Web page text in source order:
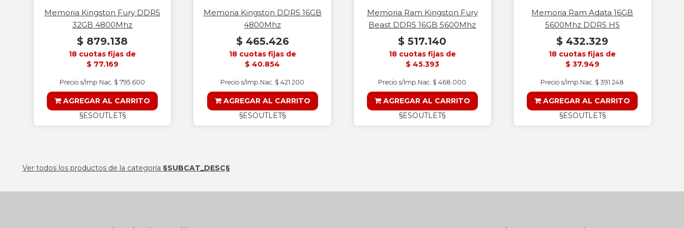
Memoria Kingston Fury DDR5
32GB 4800Mhz
$ 879.138
18 cuotas fijas de
$ 77.169
Precio s/Imp.Nac. $ 795.600
AGREGAR AL CARRITO
§ESOUTLET§
Memoria Kingston DDR5 16GB
4800Mhz
$ 465.426
18 cuotas fijas de
$ 40.854
Precio s/Imp.Nac. $ 421.200
AGREGAR AL CARRITO
§ESOUTLET§
Memoria Ram Kingston Fury
Beast DDR5 16GB 5600Mhz
$ 517.140
18 cuotas fijas de
$ 45.393
Precio s/Imp.Nac. $ 468.000
AGREGAR AL CARRITO
§ESOUTLET§
Memoria Ram Adata 16GB
5600Mhz DDR5 HS
$ 432.329
18 cuotas fijas de
$ 37.949
Precio s/Imp.Nac. $ 391.248
AGREGAR AL CARRITO
§ESOUTLET§
Ver todos los productos de la categoría §SUBCAT_DESC§